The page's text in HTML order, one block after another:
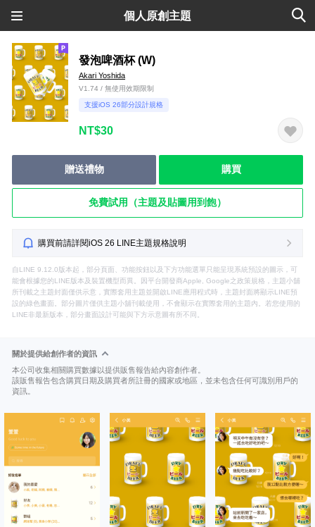
個人原創主題
發泡啤酒杯 (W)
Akari Yoshida
V1.74 / 無使用效期限制
支援iOS 26部分設計規格
NT$30
贈送禮物 購買
免費試用（主題及貼圖用到飽）
購買前請詳閱iOS 26 LINE主題規格說明
自LINE 9.12.0版本起，部分頁面、功能按鈕以及下方功能選單只能呈現系統預設的圖示，可
能會根據您的LINE版本及裝置機型而異。因平台開發商Apple, Google之政策規格，主題小舖
所刊載之主題封面僅供示意，實際套用主題並開啟LINE應用程式時，主題封面將顯示LINE預
設的綠色畫面。部分圖片僅供主題小舖刊載使用，不會顯示在實際套用的主題內。若您使用的
LINE非最新版本，部分畫面設計可能與下方示意圖有所不同。
關於提供給創作者的資訊
本公司收集相關購買數據以提供販售報告給內容創作者。
該販售報告包含購買日期及購買者所註冊的國家或地區，並未包含任何可識別用戶的
資訊。